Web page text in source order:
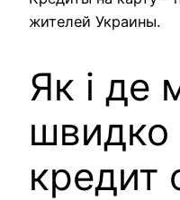
жителей Украины.
Як і де
швидко
кредит